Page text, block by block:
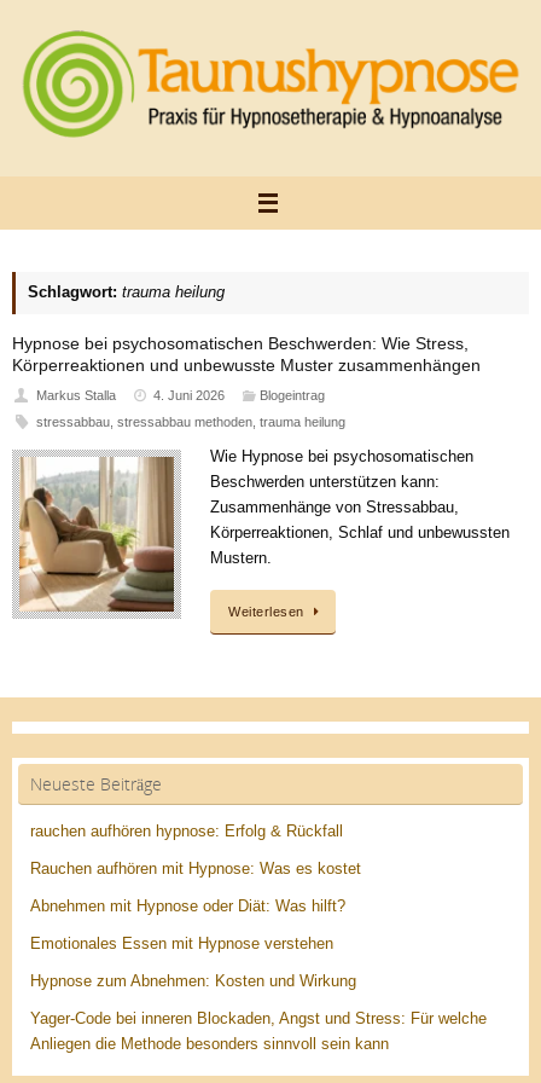
springen
Schlagwort: trauma heilung
Hypnose bei psychosomatischen Beschwerden: Wie Stress,
Körperreaktionen und unbewusste Muster zusammenhängen
Markus Stalla 4. Juni 2026
Blogeintrag
stressabbau, stressabbau methoden, trauma heilung
Wie Hypnose bei psychosomatischen
Beschwerden unterstützen kann:
Zusammenhänge von Stressabbau,
Körperreaktionen, Schlaf und unbewussten
Mustern.
Weiterlesen
Neueste Beiträge
rauchen aufhören hypnose: Erfolg & Rückfall
Rauchen aufhören mit Hypnose: Was es kostet
Abnehmen mit Hypnose oder Diät: Was hilft?
Emotionales Essen mit Hypnose verstehen
Hypnose zum Abnehmen: Kosten und Wirkung
Yager-Code bei inneren Blockaden, Angst und Stress: Für welche
Anliegen die Methode besonders sinnvoll sein kann